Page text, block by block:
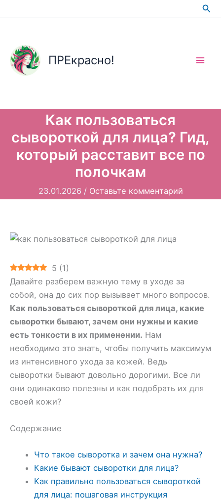
к
ПРЕкрасно!
Как пользоваться
сывороткой для лица? Гид,
который расставит все по
полочкам
23.01.2026 / Оставьте комментарий
5 (1)
Давайте разберем важную тему в уходе за
собой, она до сих пор вызывает много вопросов.
Как пользоваться сывороткой для лица, какие
сыворотки бывают, зачем они нужны и какие
есть тонкости в их применении. Нам
необходимо это знать, чтобы получить максимум
из интенсивного ухода за кожей. Ведь
сыворотки бывают довольно дорогими. Все ли
они одинаково полезны и как подобрать их для
своей кожи?
Содержание
Что такое сыворотка и зачем она нужна?
Какие бывают сыворотки для лица?
Как правильно пользоваться сывороткой
для лица: пошаговая инструкция